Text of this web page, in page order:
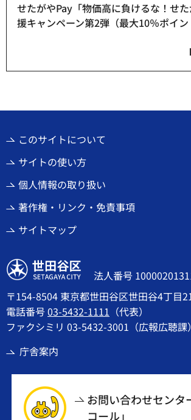
せたがやPay「物価高に負けるな！せ
援キャンペーン第2弾（最大10％ポイン
このサイトについて
サイトの使い方
個人情報の取り扱い
著作権・リンク・免責事項
サイトマップ
世田谷区
法人番号
〒154-8504 東京都世田谷区世田谷4丁目
電話番号03-5432-1111 （代表）
ファクシミリ 03-5432-3001（広報広聴課）
庁舎案内
お問い合わせセンタ
コール」